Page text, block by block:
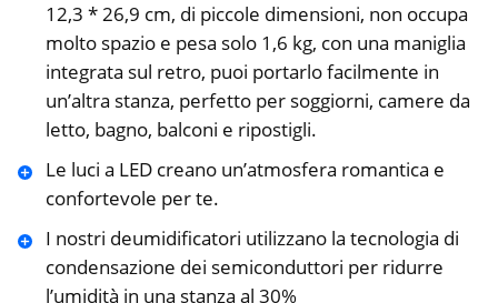
12,3 * 26,9 cm, di piccole dimensioni, non occupa
molto spazio e pesa solo 1,6 kg, con una maniglia
integrata sul retro, puoi portarlo facilmente in
un’altra stanza, perfetto per soggiorni, camere da
letto, bagno, balconi e ripostigli.
Le luci a LED creano un’atmosfera romantica e
confortevole per te.
I nostri deumidificatori utilizzano la tecnologia di
condensazione dei semiconduttori per ridurre
l’umidità in una stanza al 30%